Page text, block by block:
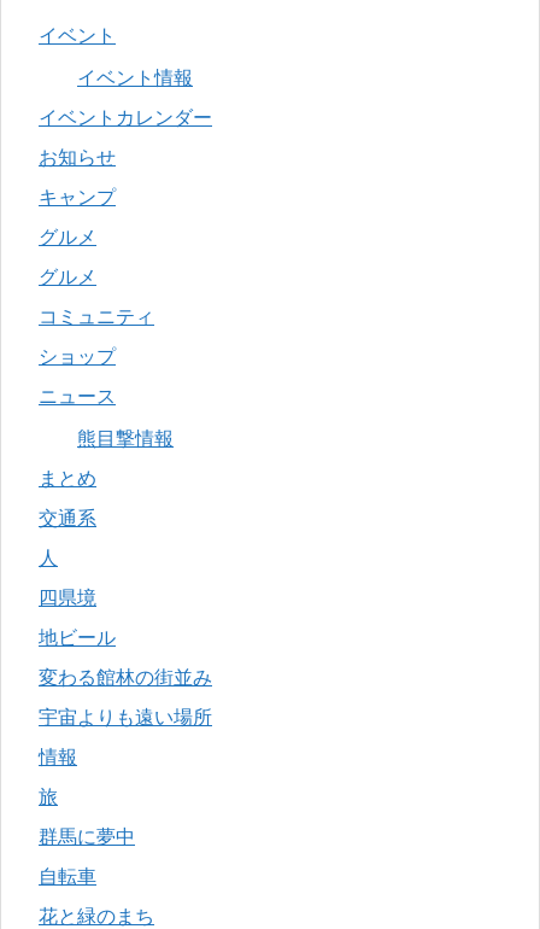
イベント
イベント情報
イベントカレンダー
お知らせ
キャンプ
グルメ
グルメ
コミュニティ
ショップ
ニュース
熊目撃情報
まとめ
交通系
人
四県境
地ビール
変わる館林の街並み
宇宙よりも遠い場所
情報
旅
群馬に夢中
自転車
花と緑のまち